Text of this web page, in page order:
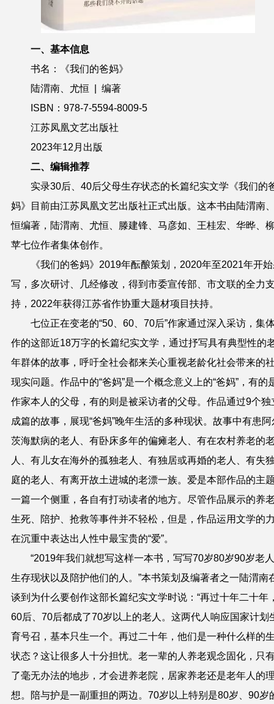
一、基本信息
书名：《我们的爸妈》
陆渭南、尤恒 | 编著
ISBN：978-7-5594-8009-5
江苏凤凰文艺出版社
2023年12月出版
二、编辑推荐
实录30后、40后父母生存状态的长篇纪实文学《我们的
妈》目前由江苏凤凰文艺出版社正式出版。这本书由陆渭南
恒编著，陆渭南、尤恒、滕建锋、马彦如、王桂宏、华晔、
苹七位作者集体创作。
《我们的爸妈》2019年酝酿策划，2020年至2021年开
写，多次研讨、几经修改，得到市委宣传部、市文联的全力
持，2022年获得江苏省作协重大题材项目扶持。
七位正在变老的“50、60、70后”作家通过深入采访，集
作的这部近18万字的长篇纪实文学，通过抒写具有典型性的
年群体的故事，呼吁全社会都来关心重视老龄化社会带来的
现实问题。作品中的“爸妈”是一个概念意义上的“爸妈”，有的
作家本人的父母，有的则是被采访者的父母。作品通过9个独
成篇的故事，展现“爸妈”晚年生活的多种现状。故事中有患阿
茨海默病的老人、有卧床多年的偏瘫老人、有在农村养老的
人、有儿女在海外的孤独老人、有独居或再婚的老人、有失
庭的老人、有离开故土进城的老漂一族。爱是本部作品的主
一篇一个侧重，各自有打动读者的地方。尽管作品展示的养
生死、陪护、抢救等事件并不轻松，但是，作品运用文学的
在沉重中表达出人性中最宝贵的“爱”。
“2019年我们就想写这样一本书，写写70岁80岁90岁老
生存现状以及陪护他们的人。”本书策划及编著者之一陆渭南
谈到为什么要创作这部长篇纪实文学时说：“再过十年二十年
60后、70后都成了70岁以上的老人。这两代人响应国家计划
育号召，基本只生一个。再过二十年，他们是一种什么样的
状态？这让很多人十分担忧。老一辈的人养老观念固化，只
了毫无办法的地步，才会进养老院，居家养老还是老年人的
想。陪与护是一副重担的两边。70岁以上特别是80岁、90岁